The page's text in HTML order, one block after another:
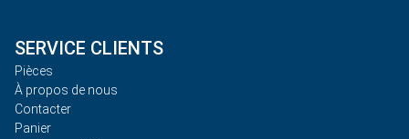
SERVICE CLIENTS
Pièces
À propos de nous
Contacter
Panier